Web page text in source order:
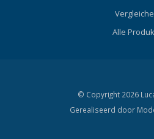
Alle
© Copyright 2026
Gerealiseerd door